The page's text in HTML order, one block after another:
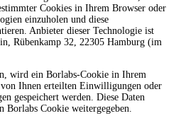
Cookies in Ihrem Browser oder
einzuholen und diese
Anbieter dieser Technologie ist
Rübenkamp 32, 22305 Hamburg (im
wird ein Borlabs-Cookie in Ihrem
Ihnen erteilten Einwilligungen oder
gespeichert werden. Diese Daten
Cookie weitergegeben.